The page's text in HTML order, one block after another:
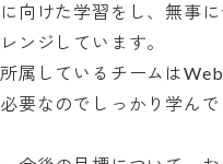
に向けた学習をし、無事
レンジしています。
所属しているチームは
必要なのでしっかり学んで